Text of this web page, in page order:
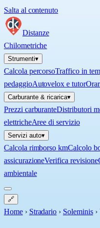
Salta al contenuto
Distanze
Chilometriche
Strumenti▾
Calcola percorsoTraffico in
pedaggioAutovelox e tutor
Carburante & ricarica▾
Prezzi carburanteDistributori
elettricheAree di servizio
Servizi auto▾
Calcola rimborso kmCalcolo
assicurazioneVerifica revisione
ambientale
🔗
Home › Stradario › Soleminis ›